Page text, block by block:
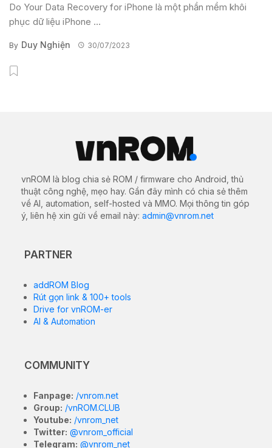
Do Your Data Recovery for iPhone là một phần mềm khôi
phục dữ liệu iPhone ...
By Duy Nghiện 30/07/2023
vnROM là blog chia sẻ ROM / firmware cho Android, thủ
thuật công nghệ, mẹo hay. Gần đây mình có chia sẻ thêm
về AI, automation, self-hosted và MMO. Mọi thông tin góp
ý, liên hệ xin gửi về email này: admin@vnrom.net
PARTNER
addROM Blog
Rút gọn link & 100+ tools
Drive for vnROM-er
AI & Automation
COMMUNITY
Fanpage: /vnrom.net
Group: /vnROM.CLUB
Youtube: /vnrom_net
Twitter: @vnrom_official
Telegram: @vnrom_net